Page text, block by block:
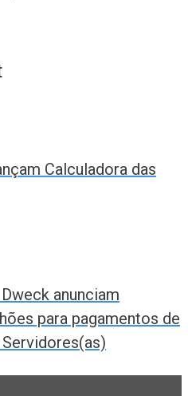
Calculadora das
anunciam
para pagamentos de